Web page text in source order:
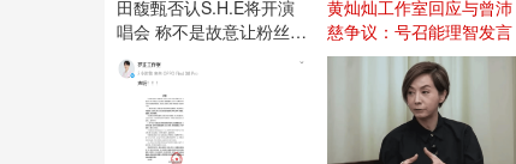
田馥甄否认S.H.E将开演
唱会 称不是故意让粉丝失
望
黄灿灿工作室回应与曾沛
慈争议：号召能理智发言